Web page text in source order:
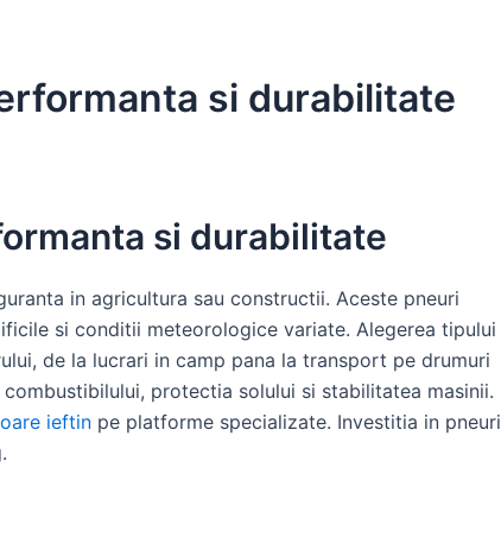
si durabilitate
si durabilitate
in agricultura sau constructii. Aceste pneuri
si conditii meteorologice variate. Alegerea tipului
de la lucrari in camp pana la transport pe drumuri
protectia solului si stabilitatea masinii.
ieftin pe platforme specializate. Investitia in pneuri